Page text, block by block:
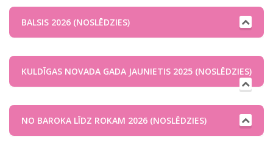
BALSIS 2026 (NOSLĒDZIES)
KULDĪGAS NOVADA GADA JAUNIETIS 2025 (NOSLĒDZIES)
NO BAROKA LĪDZ ROKAM 2026 (NOSLĒDZIES)